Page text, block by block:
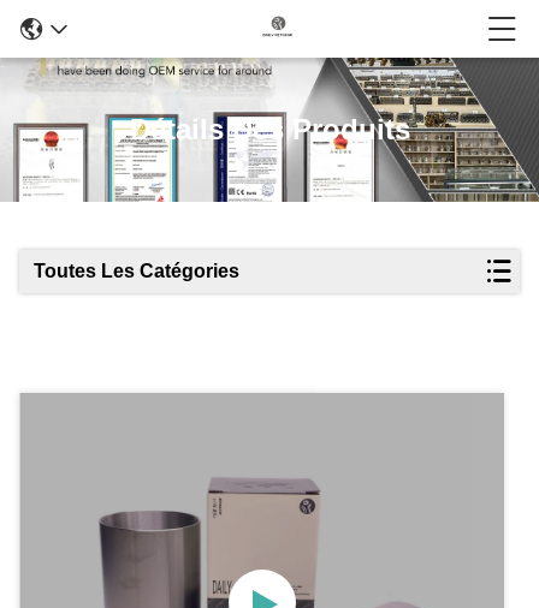
Détails Des Produits
Toutes Les Catégories